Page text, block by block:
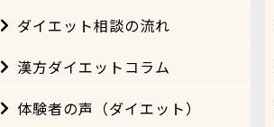
ダイエット相談の流れ
漢方ダイエットコラム
体験者の声（ダイエット）